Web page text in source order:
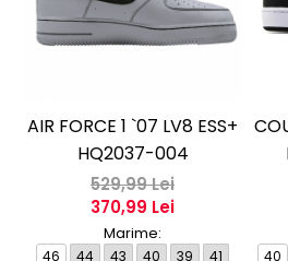
AIR FORCE 1 `07 LV8 ESS+
HQ2037-004
529,99 Lei
370,99 Lei
Marime:
46 44 43 40 39
41
40